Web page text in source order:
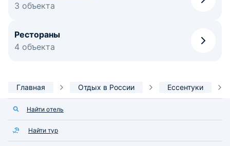
3 объекта
Рестораны
4 объекта
Главная Отдых в России Ессентуки
Найти отель
Найти тур